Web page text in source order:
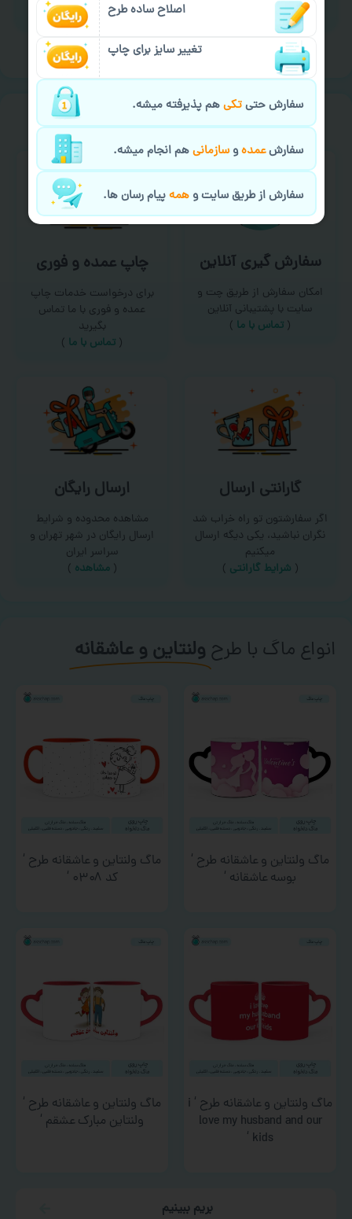
برای ارسال پیام کلیک کنید
خیالت راحت ازسفارش گیری
سفارش گیری آنلاین
امکان سفارش از طریق چت و
سایت با پشتیبانی آنلاین
( تماس با ما‌ )
چاپ عمده و فوری
برای درخواست خدمات چاپ
عمده و فوری با ما تماس
بگیرید
( تماس با ما )
گارانتی ارسال
اگر سفارشتون تو راه خراب شد
نگران نباشید، یکی دیگه ارسال
میکنیم
( شرایط گارانتی )
ارسال رایگان
مشاهده محدوده و شرایط
ارسال رایگان در شهر تهران و
سراسر ایران
(مشاهده )
انواع ماگ با طرح ولنتاین و عاشقانه
ماگ ولنتاین و عاشقانه طرح ‘
بوسه عاشقانه ‘
ماگ ولنتاین و عاشقانه طرح ‘
کد ۰۳۰۸ ‘
ماگ ولنتاین و عاشقانه طرح ‘ i
love my husband and our
kids ‘
ماگ ولنتاین و عاشقانه طرح ‘
ولنتاین مبارک عشقم ‘
بریم ببینیم
اصلاح ساده طرح
تغییر سایز برای چاپ
سفارش حتیتکیهم پذیرفته میشه.
سفارشعمدهوسازمانیهم انجام میشه.
سفارش از طریق سایت وهمهپیام رسان ها.